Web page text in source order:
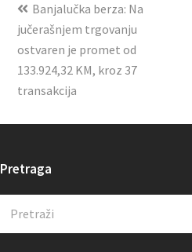
Banjalučka berza: Na
jučerašnjem trgovanju
ostvaren je promet od
133.924,32 KM, kroz 37
transakcija
Pretraga